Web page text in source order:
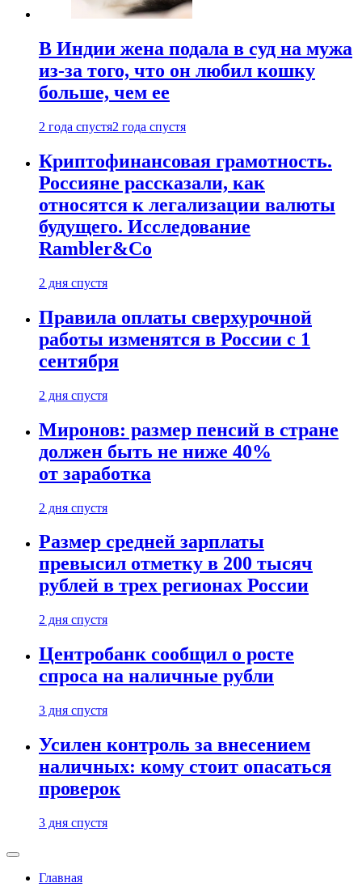
В Индии жена подала в суд на мужа
из-за того, что он любил кошку
больше, чем ее
2 года спустя2 года спустя
Криптофинансовая грамотность.
Россияне рассказали, как
относятся к легализации валюты
будущего. Исследование
Rambler&Co
2 дня спустя
Правила оплаты сверхурочной
работы изменятся в России с 1
сентября
2 дня спустя
Миронов: размер пенсий в стране
должен быть не ниже 40%
от заработка
2 дня спустя
Размер средней зарплаты
превысил отметку в 200 тысяч
рублей в трех регионах России
2 дня спустя
Центробанк сообщил о росте
спроса на наличные рубли
3 дня спустя
Усилен контроль за внесением
наличных: кому стоит опасаться
проверок
3 дня спустя
Главная